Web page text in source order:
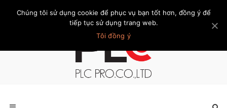
Trang chủ Giới thiệu Khách hàng Liên hệ Thành viên
Chúng tôi sử dụng cookie để phục vụ bạn tốt hơn, đồng ý để
tiếp tục sử dụng trang web.
Tôi đồng ý